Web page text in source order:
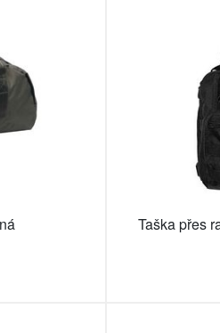
Taška přes